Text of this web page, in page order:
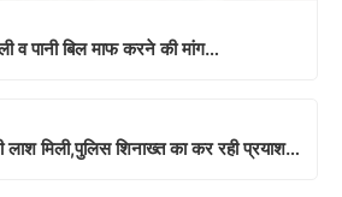
व पानी बिल माफ करने की मांग…
लाश मिली,पुलिस शिनाख्त का कर रही प्रयाश…